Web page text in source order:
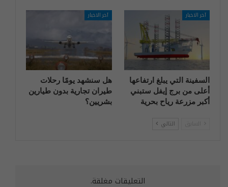
آخر الاخبار
السفينة التي يبلغ ارتفاعها
أعلى من برج إيفل ستبني
أكبر مزرعة رياح بحرية
آخر الاخبار
هل سنشهد يومًا رحلات
طيران تجارية بدون طيارين
بشريين؟
التالي
التعليقات مغلقة.